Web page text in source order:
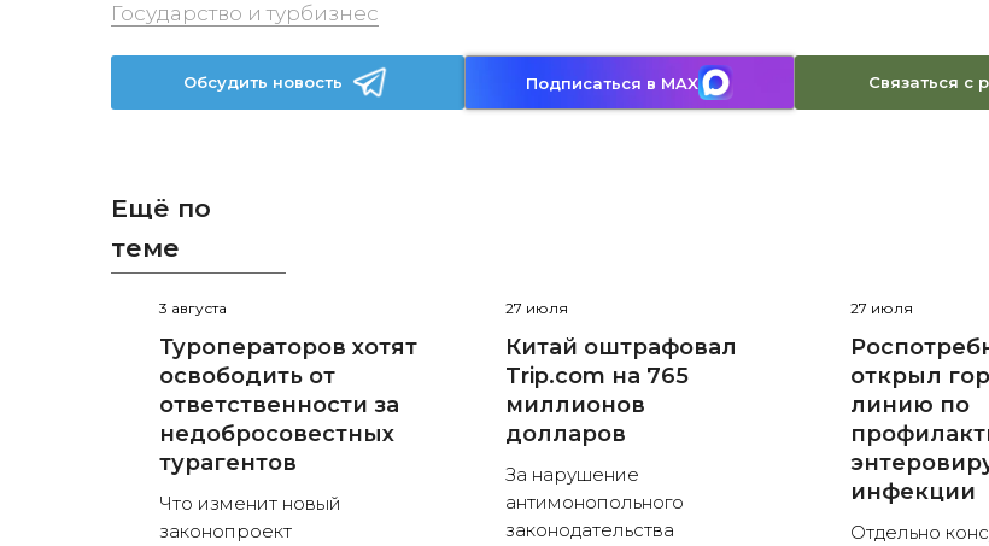
Государство и турбизнес
Обсудить новость Подписаться в MAX Связаться с
Ещё по
теме
3 августа
Туроператоров хотят
освободить от
ответственности за
недобросовестных
турагентов
Что изменит новый
законопроект
27 июля
Китай оштрафовал
Trip.com на 765
миллионов
долларов
За нарушение
антимонопольного
законодательства
27 июля
открыл
линию по
инфекции
Отдельно